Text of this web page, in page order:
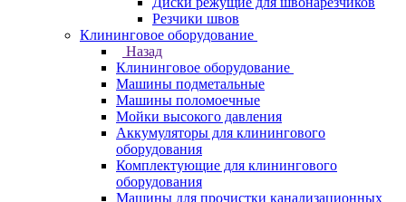
Резчики швов
Клининговое оборудование
Назад
Клининговое оборудование
Машины подметальные
Машины поломоечные
Мойки высокого давления
Аккумуляторы для клинингового
оборудования
Комплектующие для клинингового
оборудования
Машины для прочистки канализационных